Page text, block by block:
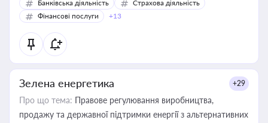
Банківська діяльність
Страхова діяльність
Фінансові послуги
+13
Зелена енергетика +29
Про що тема: Правове регулювання виробництва,
продажу та державної підтримки енергії з альтернативних